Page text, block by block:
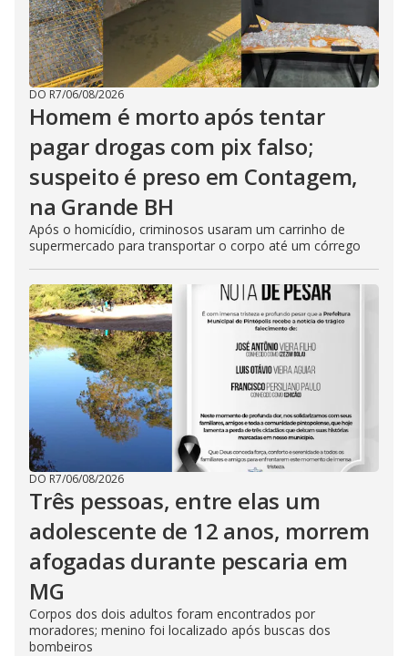
DO R7/06/08/2026
Homem é morto após tentar
pagar drogas com pix falso;
suspeito é preso em Contagem,
na Grande BH
Após o homicídio, criminosos usaram um carrinho de
supermercado para transportar o corpo até um córrego
DO R7/06/08/2026
Três pessoas, entre elas um
adolescente de 12 anos, morrem
afogadas durante pescaria em
MG
Corpos dos dois adultos foram encontrados por
moradores; menino foi localizado após buscas dos
bombeiros